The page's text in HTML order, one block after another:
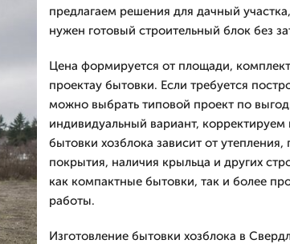
предлагаем решения для дачный
нужен готовый строительный блок без
Цена формируется от площади,
проектау бытовки. Если требуется
можно выбрать типовой проект по
индивидуальный вариант,
бытовки хозблока зависит от
покрытия, наличия крыльца и других
как компактные бытовки, так и более
работы.
Изготовление бытовки хозблока в